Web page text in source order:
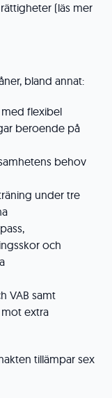
(läs mer
bland annat:
flexibel
beroende på
behov
under tre
och
VAB samt
extra
tillämpar sex